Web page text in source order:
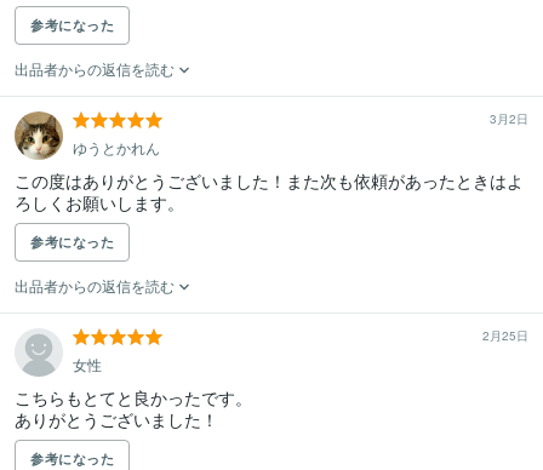
参考になった
出品者からの返信を読む
3月2日
ゆうとかれん
この度はありがとうございました！また次も依頼があったときはよ
ろしくお願いします。
参考になった
出品者からの返信を読む
2月25日
女性
こちらもとてと良かったです。
ありがとうございました！
参考になった